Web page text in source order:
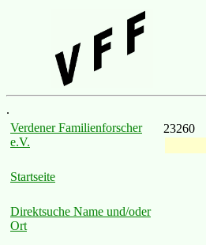
.
Verdener Familienforscher
e.V.
Startseite
Direktsuche Name und/oder
Ort
23260